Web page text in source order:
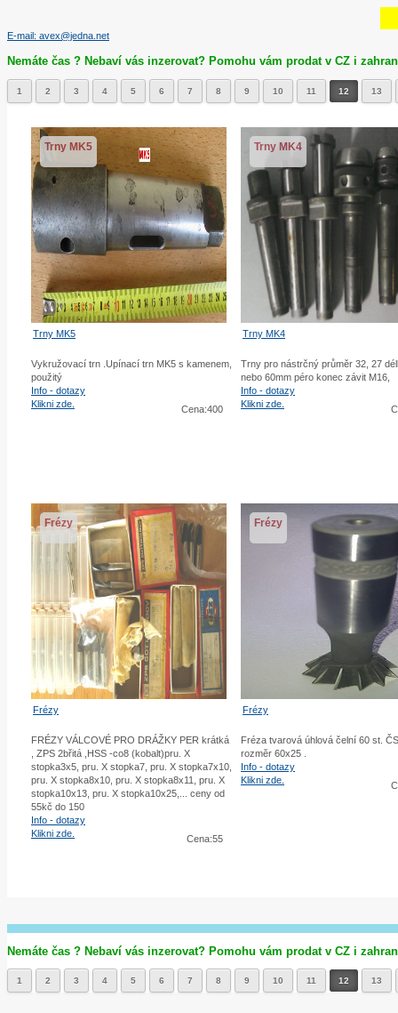
E-mail: avex@jedna.net
Nemáte čas ? Nebaví vás inzerovat? Pomohu vám prodat v CZ i
1 2 3 4 5 6 7 8 9 10 11 12 13
Trny MK5
Trny MK5
Vykružovací trn .Upínací trn MK5 s kamenem,
použitý
Cena:400
Info - dotazy
Klikni zde.
Trny MK4
Trny MK4
Trny pro nástrčný průměr 32, 27
nebo 60mm péro konec závit M16,
Info - dotazy
Klikni zde.
Frézy
Frézy
FRÉZY VÁLCOVÉ PRO DRÁŽKY PER krátká
, ZPS 2břitá ,HSS -co8 (kobalt)pru. X
stopka3x5, pru. X stopka7, pru. X stopka7x10,
pru. X stopka8x10, pru. X stopka8x11, pru. X
stopka10x13, pru. X stopka10x25,... ceny od
55kč do 150
Cena:55
Info - dotazy
Klikni zde.
Frézy
Frézy
Fréza tvarová úhlová čelní 60 st.
rozměr 60x25 .
Info - dotazy
Klikni zde.
Nemáte čas ? Nebaví vás inzerovat? Pomohu vám prodat v CZ i
1 2 3 4 5 6 7 8 9 10 11 12 13